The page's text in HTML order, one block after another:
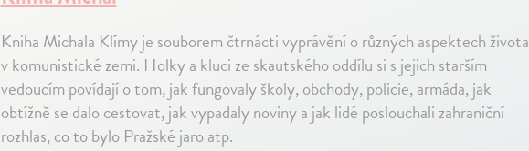
Kniha Michala Klímy je souborem čtrnácti vyprávění o různých aspektech života
v komunistické zemi. Holky a kluci ze skautského oddílu si s jejich starším
vedoucím povídají o tom, jak fungovaly školy, obchody, policie, armáda, jak
obtížně se dalo cestovat, jak vypadaly noviny a jak lidé poslouchali zahraniční
rozhlas, co to bylo Pražské jaro atp.